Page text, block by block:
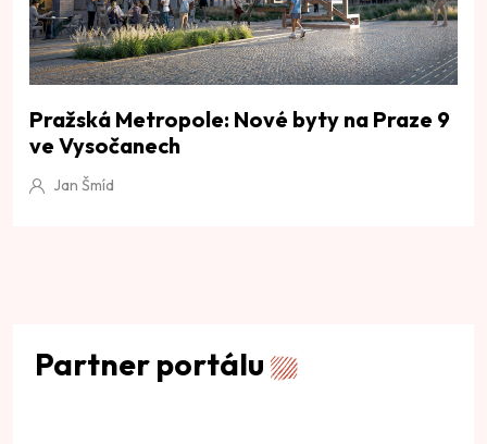
Pražská Metropole: Nové byty na Praze 9
ve Vysočanech
Jan Šmíd
Partner portálu